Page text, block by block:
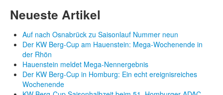
Neueste Artikel
Auf nach Osnabrück zu Saisonlauf Nummer neun
Der KW Berg-Cup am Hauenstein: Mega-Wochenende in
der Rhön
Hauenstein meldet Mega-Nennergebnis
Der KW Berg-Cup in Homburg: Ein echt ereignisreiches
Wochenende